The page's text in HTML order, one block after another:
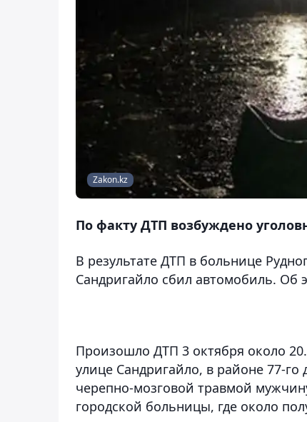
Zakon.kz
По факту ДТП возбуждено
В результате ДТП в больнице
Сандригайло сбил автомобиль. Об
Произошло ДТП 3 октября около
улице Сандригайло, в районе 77-
черепно-мозговой травмой
городской больницы, где около